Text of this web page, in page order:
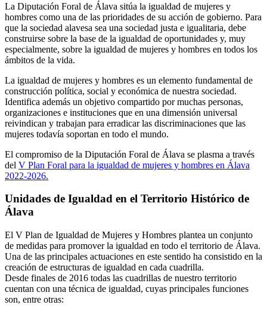
La Diputación Foral de Álava sitúa la igualdad de mujeres y
hombres como una de las prioridades de su acción de gobierno. Para
que la sociedad alavesa sea una sociedad justa e igualitaria, debe
construirse sobre la base de la igualdad de oportunidades y, muy
especialmente, sobre la igualdad de mujeres y hombres en todos los
ámbitos de la vida.
La igualdad de mujeres y hombres es un elemento fundamental de
construcción política, social y económica de nuestra sociedad.
Identifica además un objetivo compartido por muchas personas,
organizaciones e instituciones que en una dimensión universal
reivindican y trabajan para erradicar las discriminaciones que las
mujeres todavía soportan en todo el mundo.
El compromiso de la Diputación Foral de Álava se plasma a través
del V Plan Foral para la igualdad de mujeres y hombres en Álava
2022-2026.
Unidades de Igualdad en el Territorio Histórico de
Álava
El V Plan de Igualdad de Mujeres y Hombres plantea un conjunto
de medidas para promover la igualdad en todo el territorio de Álava.
Una de las principales actuaciones en este sentido ha consistido en la
creación de estructuras de igualdad en cada cuadrilla.
Desde finales de 2016 todas las cuadrillas de nuestro territorio
cuentan con una técnica de igualdad, cuyas principales funciones
son, entre otras: